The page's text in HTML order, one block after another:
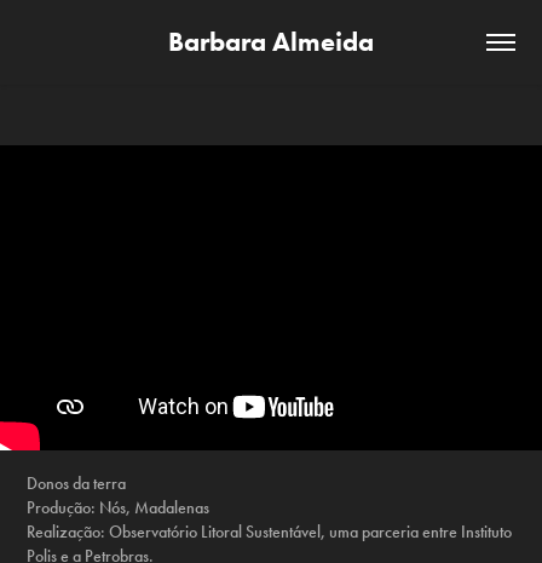
Barbara Almeida
Donos da terra
Produção: Nós, Madalenas
Realização: Observatório Litoral Sustentável, uma parceria entre Instituto
Polis e a Petrobras.